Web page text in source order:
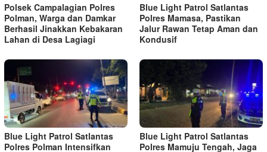
Polsek Campalagian Polres
Polman, Warga dan Damkar
Berhasil Jinakkan Kebakaran
Lahan di Desa Lagiagi
Blue Light Patrol Satlantas
Polres Mamasa, Pastikan
Jalur Rawan Tetap Aman dan
Kondusif
Blue Light Patrol Satlantas
Polres Polman Intensifkan
Blue Light Patrol Satlantas
Polres Mamuju Tengah, Jaga